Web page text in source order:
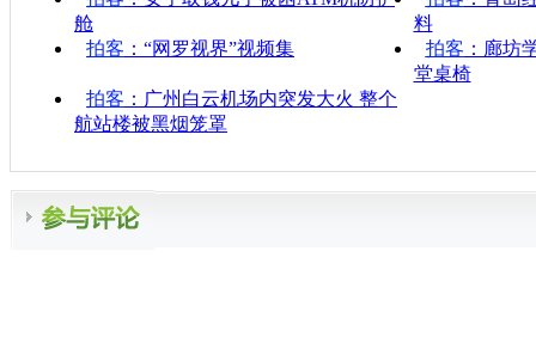
舱
料
拍客 ：“网罗视界”视频集 拍客 ：廊坊
堂桌椅
拍客 ：广州白云机场内突发大火 整个
航站楼被黑烟笼罩